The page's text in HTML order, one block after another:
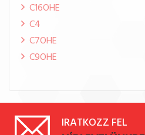
C16OHE
C4
C7OHE
C9OHE
IRATKOZZ FEL